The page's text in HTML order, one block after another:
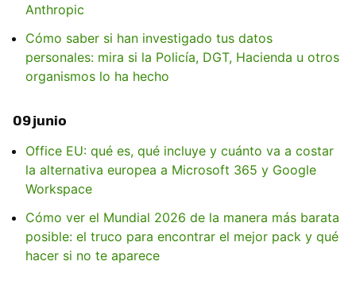
Anthropic
Cómo saber si han investigado tus datos
personales: mira si la Policía, DGT, Hacienda u otros
organismos lo ha hecho
09 junio
Office EU: qué es, qué incluye y cuánto va a costar
la alternativa europea a Microsoft 365 y Google
Workspace
Cómo ver el Mundial 2026 de la manera más barata
posible: el truco para encontrar el mejor pack y qué
hacer si no te aparece